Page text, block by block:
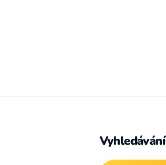
Vyhledávání